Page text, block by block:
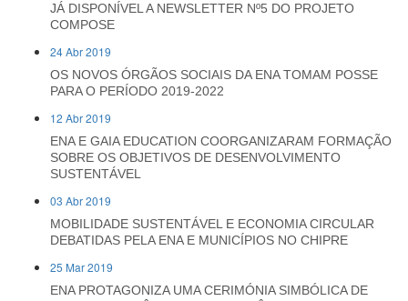
JÁ DISPONÍVEL A NEWSLETTER Nº5 DO PROJETO
COMPOSE
24 Abr 2019
OS NOVOS ÓRGÃOS SOCIAIS DA ENA TOMAM POSSE
PARA O PERÍODO 2019-2022
12 Abr 2019
ENA E GAIA EDUCATION COORGANIZARAM FORMAÇÃO
SOBRE OS OBJETIVOS DE DESENVOLVIMENTO
SUSTENTÁVEL
03 Abr 2019
MOBILIDADE SUSTENTÁVEL E ECONOMIA CIRCULAR
DEBATIDAS PELA ENA E MUNICÍPIOS NO CHIPRE
25 Mar 2019
ENA PROTAGONIZA UMA CERIMÓNIA SIMBÓLICA DE